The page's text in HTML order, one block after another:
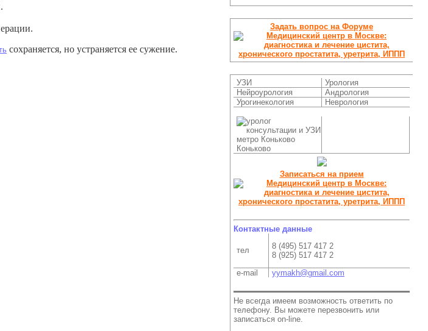
сохраняется, но устраняется ее сужение.
Задать вопрос на Форуме
УЗИ
Урология
Нейроурология
Андрология
Урогинекология
Неврология
Коньково
Записаться на прием
Контактные данные
тел
8 (495) 517 417 2
8 (925) 517 417 2
e-mail
yymakh@gmail.com
Не всегда имеем возможность ответить по
телефону. Вы можете перезвонить или
записаться on-line.